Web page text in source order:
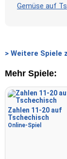
Gemüse auf
> Weitere Spiele
Mehr Spiele:
Zahlen 11-20 auf
Tschechisch
Online-Spiel